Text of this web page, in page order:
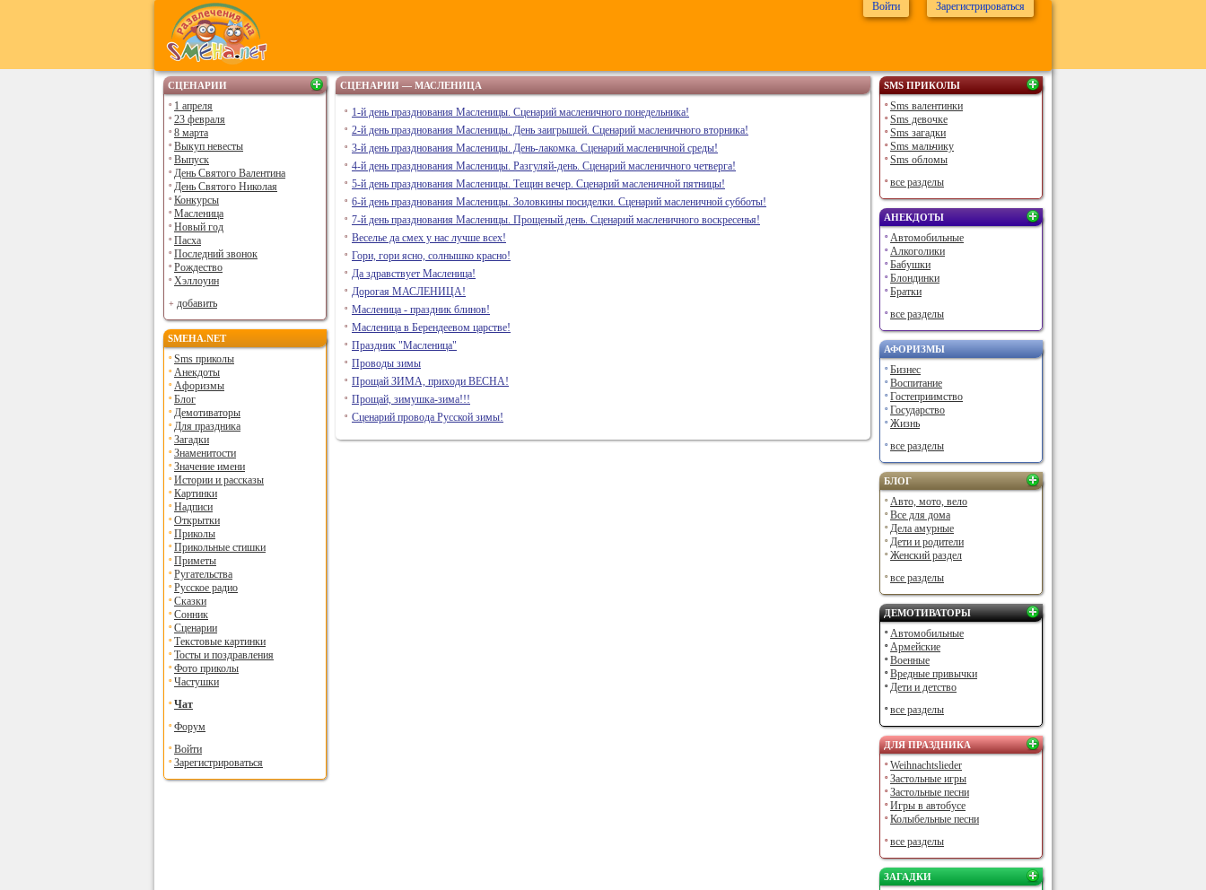
СЦЕНАРИИ
1 апреля
23 февраля
8 марта
Выкуп невесты
Выпуск
День Святого Валентина
День Святого Николая
Конкурсы
Масленица
Новый год
Пасха
Последний звонок
Рождество
Хэллоуин
добавить
SMEHA.NET
Sms приколы
Анекдоты
Афоризмы
Блог
Демотиваторы
Для праздника
Загадки
Знаменитости
Значение имени
Истории и рассказы
Картинки
Надписи
Открытки
Приколы
Прикольные стишки
Приметы
Ругательства
Русское радио
Сказки
Сонник
Сценарии
Текстовые картинки
Тосты и поздравления
Фото приколы
Частушки
Чат
Форум
Войти
Зарегистрироваться
СЦЕНАРИИ — МАСЛЕНИЦА
1-й день празднования Масленицы. Сценарий масленичного понедельника!
2-й день празднования Масленицы. День заигрышей. Сценарий масленичного вторника!
3-й день празднования Масленицы. День-лакомка. Сценарий масленичной среды!
4-й день празднования Масленицы. Разгуляй-день. Сценарий масленичного четверга!
5-й день празднования Масленицы. Тещин вечер. Сценарий масленичной пятницы!
6-й день празднования Масленицы. Золовкины посиделки. Сценарий масленичной субботы!
7-й день празднования Масленицы. Прощеный день. Сценарий масленичного воскресенья!
Веселье да смех у нас лучше всех!
Гори, гори ясно, солнышко красно!
Да здравствует Масленица!
Дорогая МАСЛЕНИЦА!
Масленица - праздник блинов!
Масленица в Берендеевом царстве!
Праздник "Масленица"
Проводы зимы
Прощай ЗИМА, приходи ВЕСНА!
Прощай, зимушка-зима!!!
Сценарий провода Русской зимы!
SMS ПРИКОЛЫ
Sms валентинки
Sms девочке
Sms загадки
Sms мальчику
Sms обломы
все разделы
АНЕКДОТЫ
Автомобильные
Алкоголики
Бабушки
Блондинки
Братки
все разделы
АФОРИЗМЫ
Бизнес
Воспитание
Гостеприимство
Государство
Жизнь
все разделы
БЛОГ
Авто, мото, вело
Все для дома
Дела амурные
Дети и родители
Женский раздел
все разделы
ДЕМОТИВАТОРЫ
Автомобильные
Армейские
Военные
Вредные привычки
Дети и детство
все разделы
ДЛЯ ПРАЗДНИКА
Weihnachtslieder
Застольные игры
Застольные песни
Игры в автобусе
Колыбельные песни
все разделы
ЗАГАДКИ
Войти Зарегистрироваться